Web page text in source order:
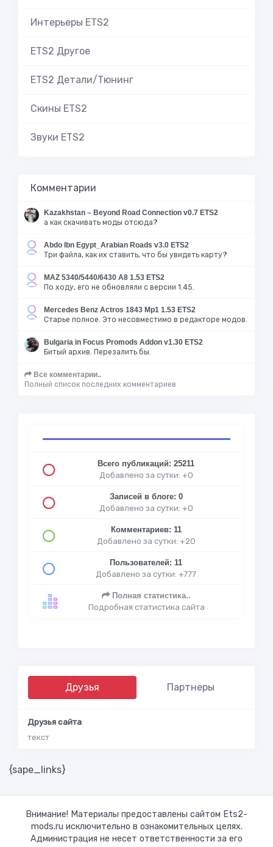
Интерьеры ETS2
ETS2 Другое
ETS2 Детали/Тюнинг
Скины ETS2
Звуки ETS2
Комментарии
Kazakhstan – Beyond Road Connection v0.7 ETS2
а как скачивать моды отсюда?
Abdo Ibn Egypt_Arabian Roads v3.0 ETS2
Три файла, как их ставить, что бы увидеть карту?
MAZ 5340/5440/6430 A8 1.53 ETS2
По ходу, его не обновляли с версии 1.45.
Mercedes Benz Actros 1843 Mp1 1.53 ETS2
Старье полное. Это несовместимо в редакторе модов.
Bulgaria in Focus Promods Addon v1.30 ETS2
Битый архив. Перезалить бы.
Все комментарии..
Полный список последних комментариев
Всего публикаций: 25211
Добавлено за сутки: +0
Записей в блоге: 0
Добавлено за сутки: +0
Комментариев: 11
Добавлено за сутки: +20
Пользователей: 11
Добавлено за сутки: +777
Полная статистика..
Подробная статистика сайта
Друзья Партнеры
Друзья сайта
текст
{sape_links}
Внимание! Материалы предоставлены сайтом Ets2-
mods.ru исключительно в ознакомительных целях.
Администрация не несет ответственности за его